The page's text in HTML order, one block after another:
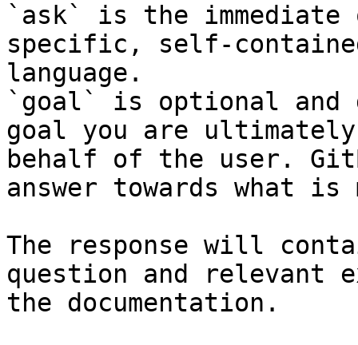
`ask` is the
specific, self-
language.
`goal` is optional and
goal you are
behalf of the user.
answer towards what
The response will
question and relevant
the documentation.